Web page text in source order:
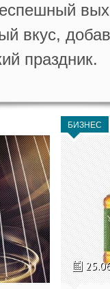
вкус,
праздник.
БИЗНЕС